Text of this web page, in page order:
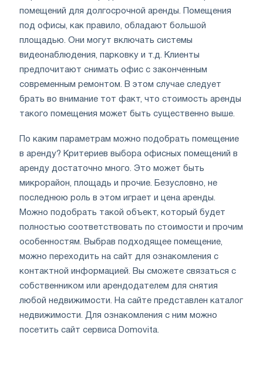
помещений для долгосрочной аренды. Помещения
под офисы, как правило, обладают большой
площадью. Они могут включать системы
видеонаблюдения, парковку и т.д. Клиенты
предпочитают снимать офис с законченным
современным ремонтом. В этом случае следует
брать во внимание тот факт, что стоимость аренды
такого помещения может быть существенно выше.
По каким параметрам можно подобрать помещение
в аренду? Критериев выбора офисных помещений в
аренду достаточно много. Это может быть
микрорайон, площадь и прочие. Безусловно, не
последнюю роль в этом играет и цена аренды.
Можно подобрать такой объект, который будет
полностью соответствовать по стоимости и прочим
особенностям. Выбрав подходящее помещение,
можно переходить на сайт для ознакомления с
контактной информацией. Вы сможете связаться с
собственником или арендодателем для снятия
любой недвижимости. На сайте представлен каталог
недвижимости. Для ознакомления с ним можно
посетить сайт сервиса Domovita.